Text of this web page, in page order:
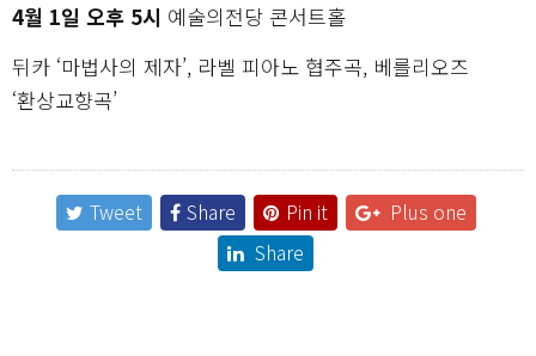
4월 1일 오후 5시 예술의전당 콘서트홀
뒤카 ‘마법사의 제자’, 라벨 피아노 협주곡, 베를리오즈
‘환상교향곡’
Tweet Share Pin it
Plus one
Share